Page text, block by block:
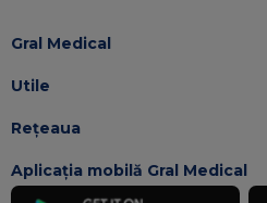
Gral Medical
Utile
Rețeaua
Aplicația mobilă Gral Medical